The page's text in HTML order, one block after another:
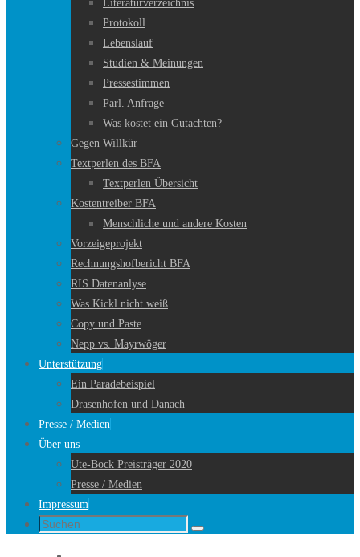
Literaturverzeichnis
Protokoll
Lebenslauf
Studien & Meinungen
Pressestimmen
Parl. Anfrage
Was kostet ein Gutachten?
Gegen Willkür
Textperlen des BFA
Textperlen Übersicht
Kostentreiber BFA
Menschliche und andere Kosten
Vorzeigeprojekt
Rechnungshofbericht BFA
RIS Datenanlyse
Was Kickl nicht weiß
Copy und Paste
Nepp vs. Mayrwöger
Unterstützung
Ein Paradebeispiel
Drasenhofen und Danach
Presse / Medien
Über uns
Ute-Bock Preisträger 2020
Presse / Medien
Impressum
Suche
Suchen